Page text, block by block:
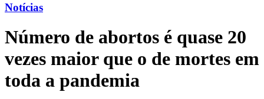
Notícias
Número de abortos é quase 20
vezes maior que o de mortes em
toda a pandemia